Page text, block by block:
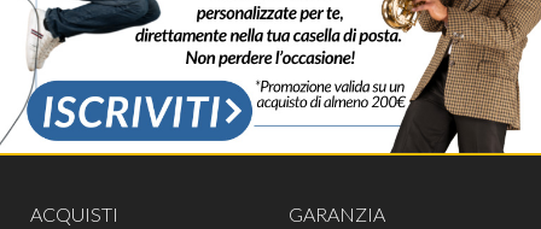
ACQUISTI GARANZIA